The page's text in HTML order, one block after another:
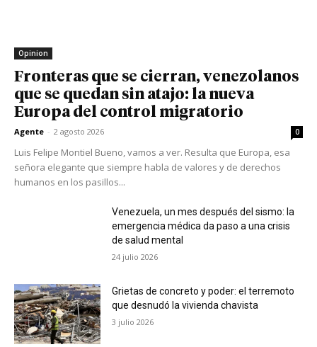
Opinion
Fronteras que se cierran, venezolanos
que se quedan sin atajo: la nueva
Europa del control migratorio
Agente - 2 agosto 2026 0
Luis Felipe Montiel Bueno, vamos a ver. Resulta que Europa, esa
señora elegante que siempre habla de valores y de derechos
humanos en los pasillos...
Venezuela, un mes después del sismo: la
emergencia médica da paso a una crisis
de salud mental
24 julio 2026
Grietas de concreto y poder: el terremoto
que desnudó la vivienda chavista
3 julio 2026